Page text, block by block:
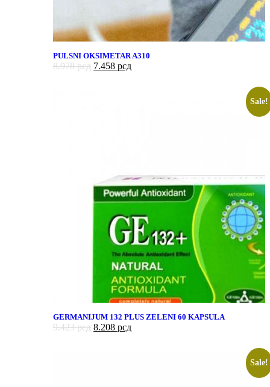
PULSNI OKSIMETAR A310
8.978рсд 7.458 рсд
Sale!
GERMANIJUM 132 PLUS ZELENI 60 KAPSULA
9.423рсд 8.208 рсд
Sale!